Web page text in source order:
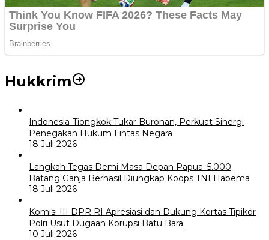
Hukkrim
Indonesia-Tiongkok Tukar Buronan, Perkuat Sinergi
Penegakan Hukum Lintas Negara
18 Juli 2026
Langkah Tegas Demi Masa Depan Papua: 5.000
Batang Ganja Berhasil Diungkap Koops TNI Habema
18 Juli 2026
Komisi III DPR RI Apresiasi dan Dukung Kortas Tipikor
Polri Usut Dugaan Korupsi Batu Bara
10 Juli 2026